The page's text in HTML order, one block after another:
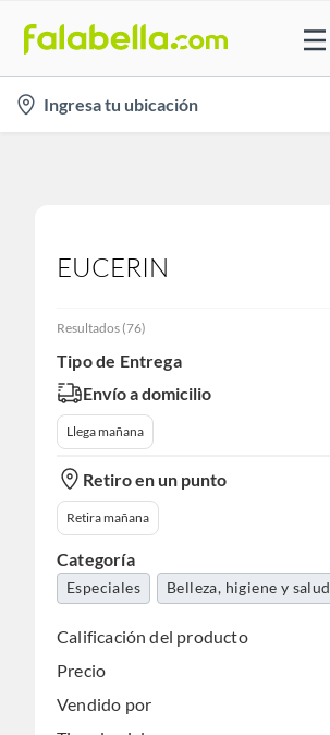
location-
icon
Ingresa tu ubicación
EUCERIN
Resultados (76)
Tipo de Entrega
Envío a domicilio
Llega mañana
Retiro en un punto
Retira mañana
Categoría
Especiales Belleza, higiene y salud
Calificación del producto
Precio
Vendido por